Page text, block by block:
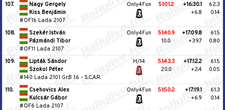
107.
Nagy Gergely
Kiss Benjámin
#OF16 Lada 2107
Only4Fun 51:01.2
+16:30.1
+6.8
62.3
0.14
108.
Szekér István
Pázmándi Tibor
#OF11 Lada 2107
Only4Fun
51:40.9
10.0
+17:09.8
+39.7
61.5
0.80
109.
Lipták Sándor
Szokol Péter
#140 Lada 2101 Gr.B 1.6 - S.C.A.R.
H/14
51:43.3
20.0
+17:12.2
+2.4
61.5
0.05
110.
Csehovics Alex
Kulcsár Gábor
#OF6 Lada 2107
Only4Fun 51:50.2
+17:19.1
+6.9
61.3
0.14